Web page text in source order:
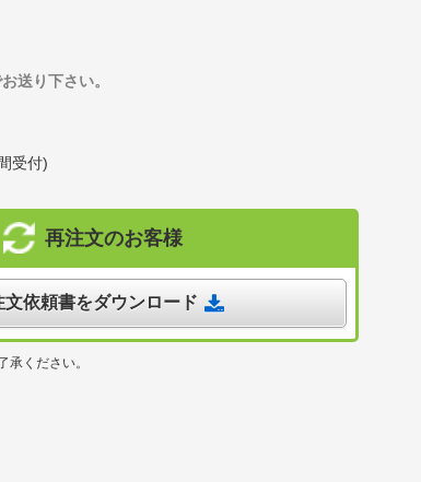
送り下さい。
受付)
再注文のお客様
文依頼書をダウンロード
ください。